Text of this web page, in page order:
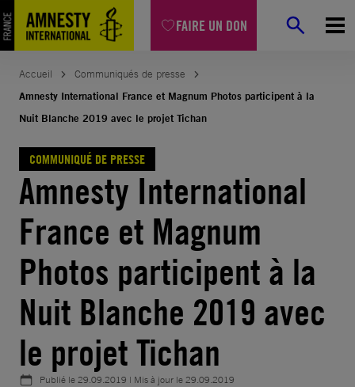
FAIRE UN DON
Aller
au
contenu
Accueil
Communiqués de presse
Amnesty International France et Magnum Photos participent à la
Nuit Blanche 2019 avec le projet Tichan
COMMUNIQUÉ DE PRESSE
Amnesty International
France et Magnum
Photos participent à la
Nuit Blanche 2019 avec
le projet Tichan
Publié le29.09.2019 | Mis à jour le29.09.2019